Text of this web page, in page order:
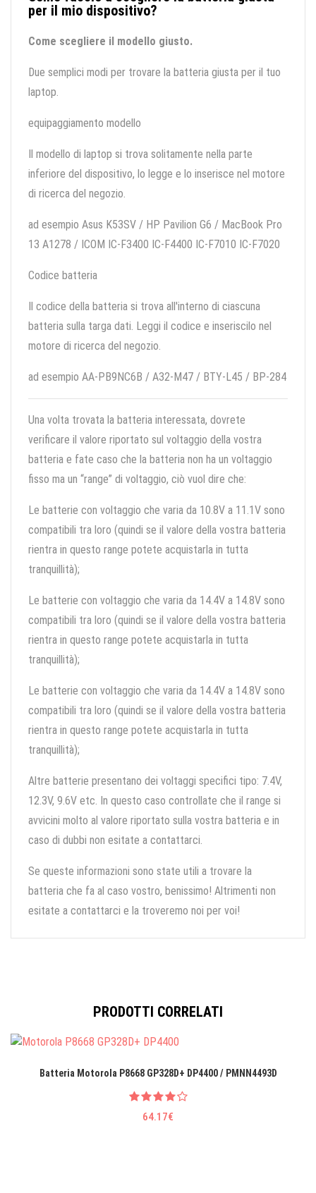
per il mio dispositivo?
Come scegliere il modello giusto.
Due semplici modi per trovare la batteria giusta per il tuo
laptop.
equipaggiamento modello
Il modello di laptop si trova solitamente nella parte
inferiore del dispositivo, lo legge e lo inserisce nel motore
di ricerca del negozio.
ad esempio Asus K53SV / HP Pavilion G6 / MacBook Pro
13 A1278 / ICOM IC-F3400 IC-F4400 IC-F7010 IC-F7020
Codice batteria
Il codice della batteria si trova all'interno di ciascuna
batteria sulla targa dati. Leggi il codice e inseriscilo nel
motore di ricerca del negozio.
ad esempio AA-PB9NC6B / A32-M47 / BTY-L45 / BP-284
Una volta trovata la batteria interessata, dovrete
verificare il valore riportato sul voltaggio della vostra
batteria e fate caso che la batteria non ha un voltaggio
fisso ma un “range” di voltaggio, ciò vuol dire che:
Le batterie con voltaggio che varia da 10.8V a 11.1V sono
compatibili tra loro (quindi se il valore della vostra batteria
rientra in questo range potete acquistarla in tutta
tranquillità);
Le batterie con voltaggio che varia da 14.4V a 14.8V sono
compatibili tra loro (quindi se il valore della vostra batteria
rientra in questo range potete acquistarla in tutta
tranquillità);
Le batterie con voltaggio che varia da 14.4V a 14.8V sono
compatibili tra loro (quindi se il valore della vostra batteria
rientra in questo range potete acquistarla in tutta
tranquillità);
Altre batterie presentano dei voltaggi specifici tipo: 7.4V,
12.3V, 9.6V etc. In questo caso controllate che il range si
avvicini molto al valore riportato sulla vostra batteria e in
caso di dubbi non esitate a contattarci.
Se queste informazioni sono state utili a trovare la
batteria che fa al caso vostro, benissimo! Altrimenti non
esitate a contattarci e la troveremo noi per voi!
PRODOTTI CORRELATI
Batteria Motorola P8668 GP328D+ DP4400 / PMNN4493D
64.17€